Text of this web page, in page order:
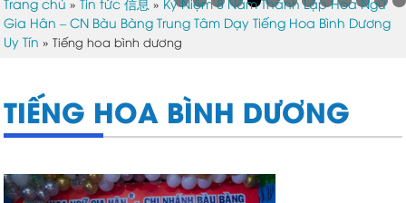
» »
Gia Hân – CN Bàu Bàng Trung Tâm Dạy Tiếng Hoa Bình Dương
Uy Tín »Tiếng hoa bình dương
TIẾNG HOA BÌNH DƯƠNG